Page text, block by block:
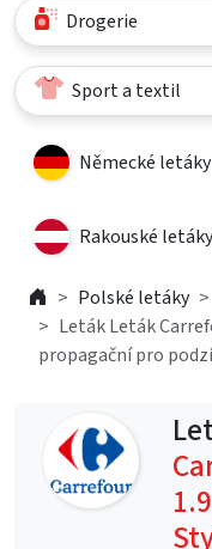
Drogerie
Sport a textil
Německé letáky
Rakouské letáky
Polské letáky
Leták Leták
propagační pro